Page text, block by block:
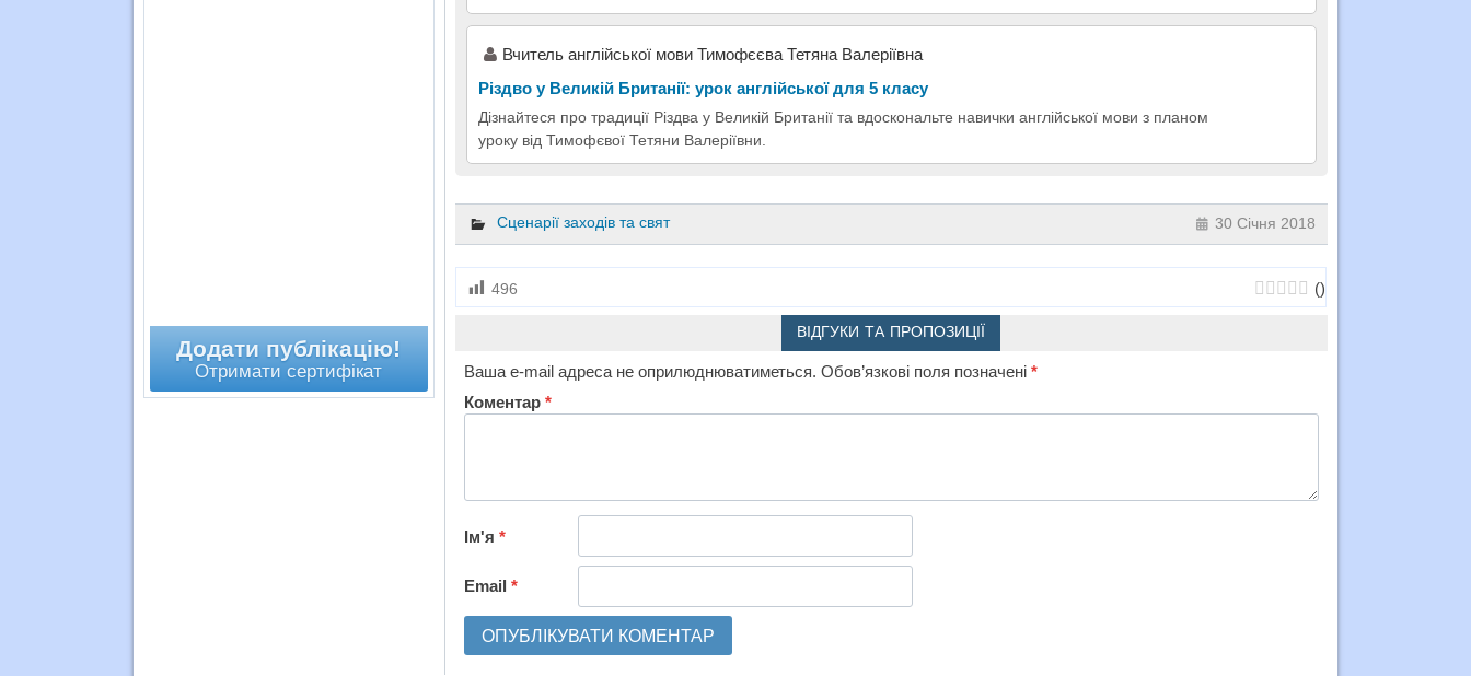
Вчитель англійської мови Тимофєєва Тетяна Валеріївна
Різдво у Великій Британії: урок англійської для 5 класу
Дізнайтеся про традиції Різдва у Великій Британії та вдоскональте навички англійської мови з планом
уроку від Тимофєвої Тетяни Валеріївни.
Сценарії заходів та свят 30 Січня 2018
496 ()
ВІДГУКИ ТА ПРОПОЗИЦІЇ
Ваша e-mail адреса не оприлюднюватиметься. Обов’язкові поля позначені *
Коментар *
Ім'я *
Email *
Додати публікацію!
Отримати сертифікат